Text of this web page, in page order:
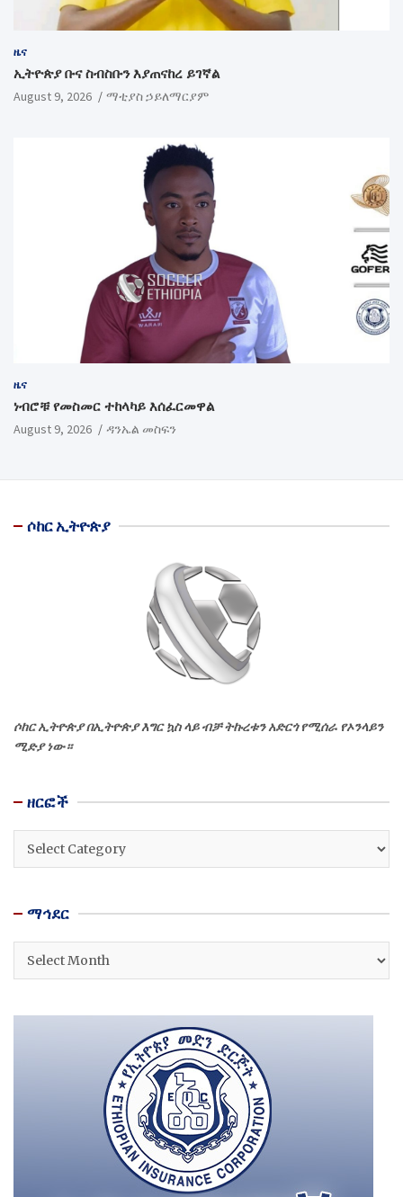
ዜና
ኢትዮጵያ ቡና ስብስቡን እያጠናከረ ይገኛል
August 9, 2026 ማቲያስ ኃይለማርያም
ዜና
ነብሮቹ የመስመር ተከላካይ እሰፈርመዋል
August 9, 2026 ዳንኤል መስፍን
ሶከር ኢትዮጵያ
ሶከር ኢትዮጵያ በኢትዮጵያ እግር ኳስ ላይ ብቻ ትኩረቱን አድርጎ የሚሰራ የኦንላይን
ሚድያ ነው።
ዘርፎች
ዘርፎች
ማኅደር
ማኅደር